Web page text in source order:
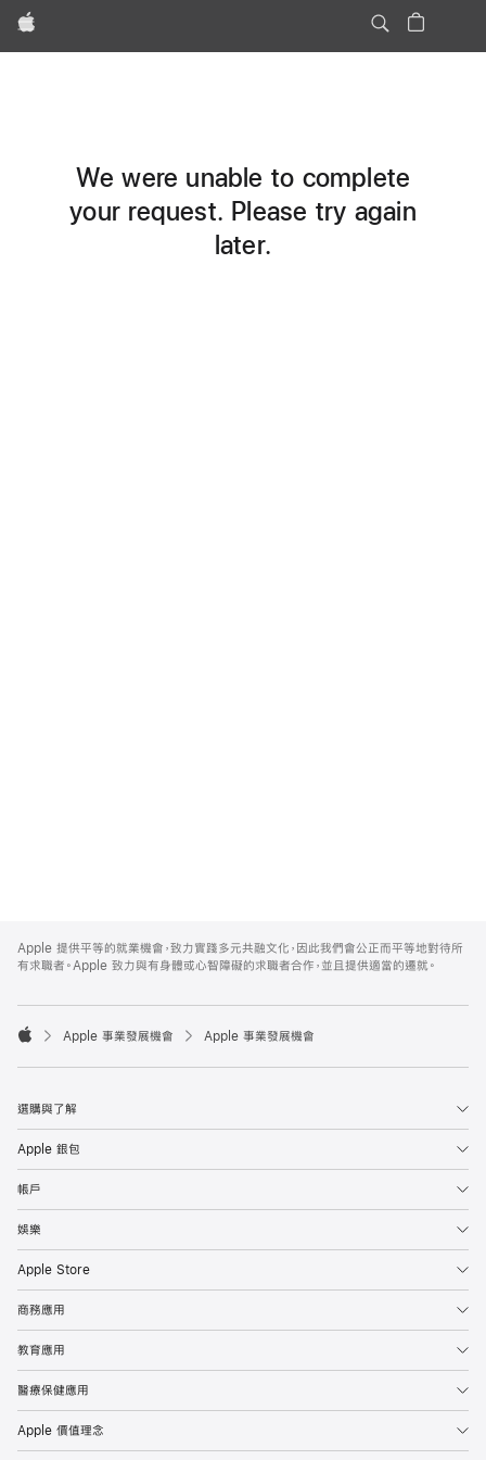
Apple
We were unable to complete
your request. Please try again
later.
Footer
Apple 提供平等的就業機會，致力實踐多元共融文化，因此我們會公正而平等地對待所
有求職者。Apple 致力與有身體或心智障礙的求職者合作，並且提供適當的遷就。

Apple 事業發展機會 Apple 事業發展機會
選購與了解
Apple 銀包
帳戶
娛樂
Apple Store
商務應用
教育應用
醫療保健應用
Apple 價值理念